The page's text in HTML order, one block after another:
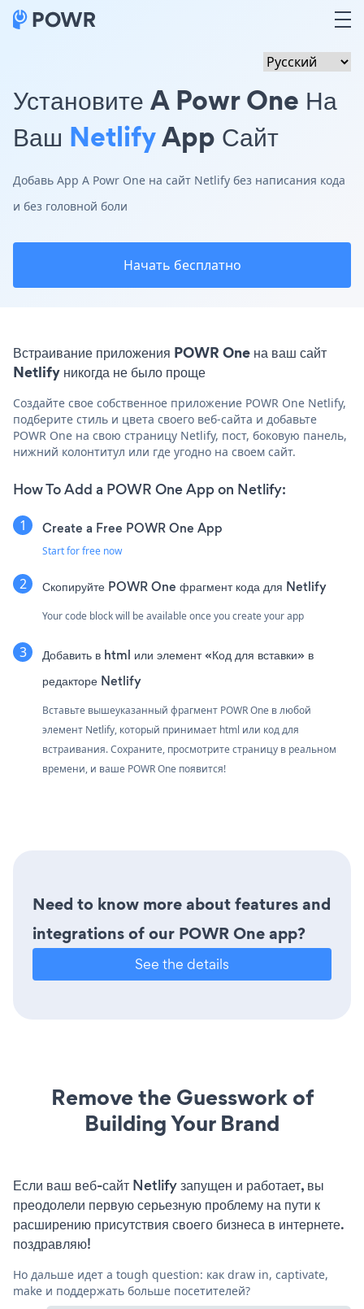
Установите A Powr One На
Ваш NetlifyApp Сайт
Добавь App A Powr One на сайт Netlify без написания кода
и без головной боли
Начать бесплатно
Встраивание приложения POWR One на ваш сайт
Netlify никогда не было проще
Создайте свое собственное приложение POWR One Netlify,
подберите стиль и цвета своего веб-сайта и добавьте
POWR One на свою страницу Netlify, пост, боковую панель,
нижний колонтитул или где угодно на своем сайт.
How To Add a POWR One App on Netlify:
Create a Free POWR One App
Start for free now
Скопируйте POWR One фрагмент кода для Netlify
Your code block will be available once you create your app
Добавить в html или элемент «Код для вставки» в
редакторе Netlify
Вставьте вышеуказанный фрагмент POWR One в любой
элемент Netlify, который принимает html или код для
встраивания. Сохраните, просмотрите страницу в реальном
времени, и ваше POWR One появится!
Need to know more about features and
integrations of our POWR One app?
See the details
Remove the Guesswork of
Building Your Brand
Если ваш веб-сайт Netlify запущен и работает, вы
преодолели первую серьезную проблему на пути к
расширению присутствия своего бизнеса в интернете.
поздравляю!
Но дальше идет a tough question: как draw in, captivate,
make и поддержать больше посетителей?